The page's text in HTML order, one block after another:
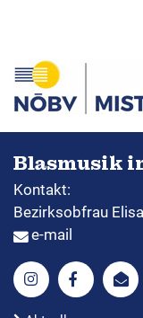
Blasmusik
Kontakt:
Bezirksobfrau
e-mail